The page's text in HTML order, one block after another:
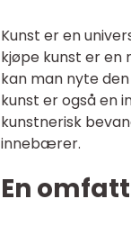
Kunst er en
kjøpe kunst er en
kan man nyte
kunst er også en
kunstnerisk
innebærer.
En